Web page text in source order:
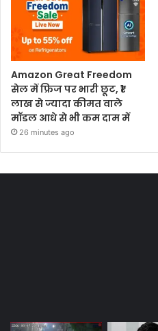
Amazon Great Freedom
सेल में फ्रिज पर भारी छूट, ₹1
लाख से ज्यादा कीमत वाले
मॉडल आधे से भी कम दाम में
26 minutes ago